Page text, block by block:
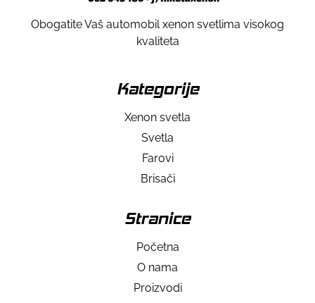
Obogatite Vaš automobil xenon svetlima visokog
kvaliteta
Kategorije
Xenon svetla
Svetla
Farovi
Brisači
Stranice
Početna
O nama
Proizvodi